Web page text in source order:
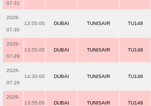
07-31
2026-
07-30
13:55:00 DUBAI TUNISAIR TU148
2026-
07-29
13:55:00 DUBAI TUNISAIR TU148
2026-
07-28
14:30:00 DUBAI TUNISAIR TU148
2026-
13:55:00 DUBAI TUNISAIR TU148